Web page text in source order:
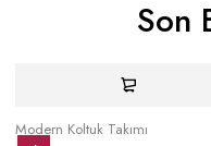
Son
Modern Koltuk Takımı